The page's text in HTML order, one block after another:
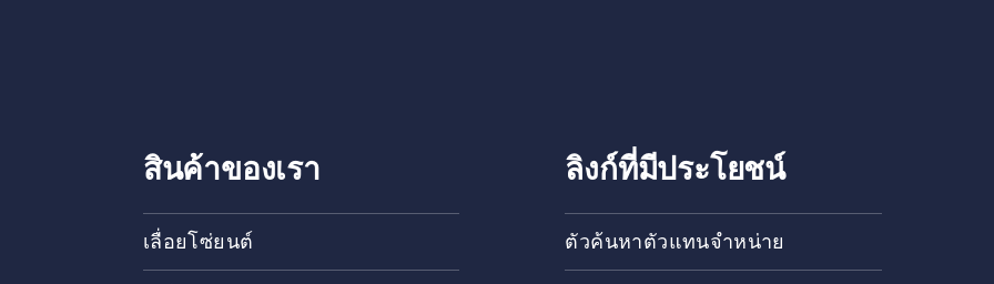
สินค้าของเรา
เลื่อยโซ่ยนต์
ลิงก์ที่มีประโยชน์
ตัวค้นหาตัวแทนจำหน่าย